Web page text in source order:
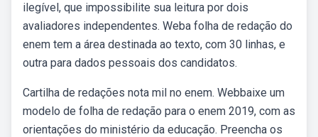
ilegível, que impossibilite sua leitura por dois
avaliadores independentes. Weba folha de redação do
enem tem a área destinada ao texto, com 30 linhas, e
outra para dados pessoais dos candidatos.
Cartilha de redações nota mil no enem. Webbaixe um
modelo de folha de redação para o enem 2019, com as
orientações do ministério da educação. Preencha os